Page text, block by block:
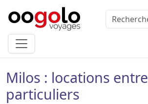
Milos : locations entre
particuliers